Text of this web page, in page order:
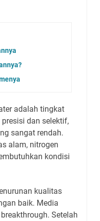
adalah tingkat
dan selektif,
sangat rendah.
alam, nitrogen
kondisi
kualitas
baik. Media
Setelah